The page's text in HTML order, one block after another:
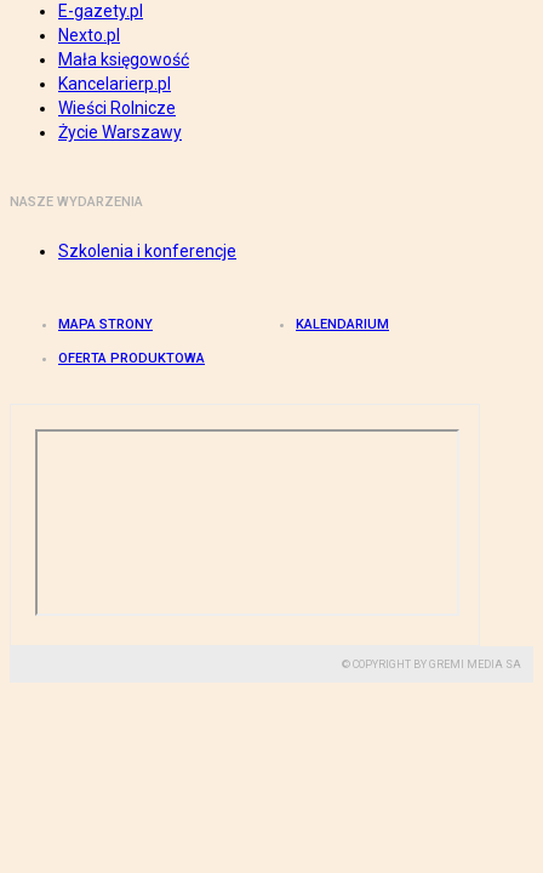
E-gazety.pl
Nexto.pl
Mała księgowość
Kancelarierp.pl
Wieści Rolnicze
Życie Warszawy
NASZE WYDARZENIA
Szkolenia i konferencje
MAPA STRONY KALENDARIUM
OFERTA PRODUKTOWA
© COPYRIGHT BY GREMI MEDIA SA